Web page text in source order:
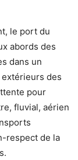
le port du
abords des
dans un
des
pour
fluvial, aérien
respect de la